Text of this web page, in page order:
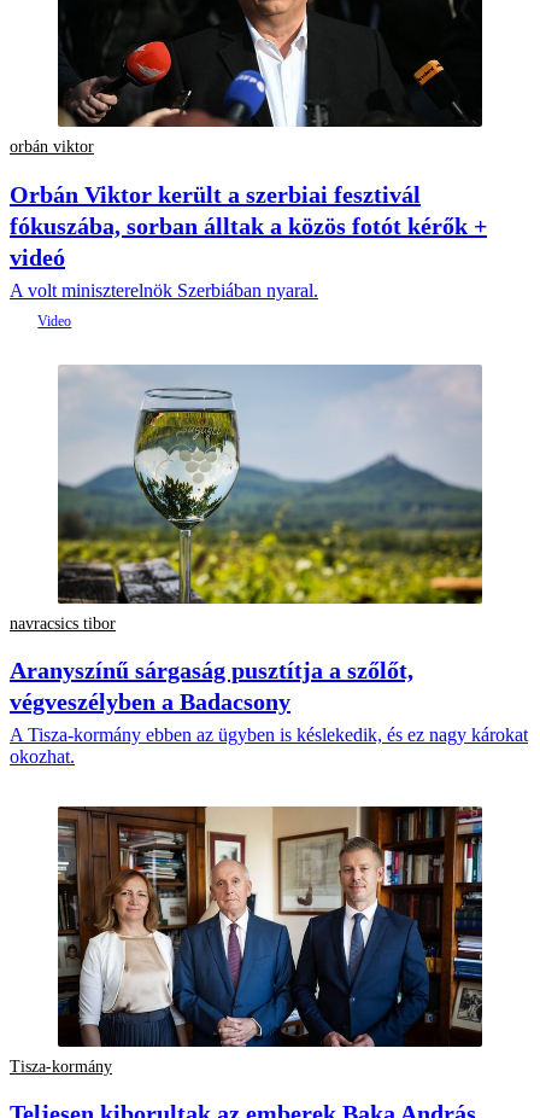
orbán viktor
Orbán Viktor került a szerbiai fesztivál
fókuszába, sorban álltak a közös fotót kérők +
videó
A volt miniszterelnök Szerbiában nyaral.
navracsics tibor
Aranyszínű sárgaság pusztítja a szőlőt,
végveszélyben a Badacsony
A Tisza-kormány ebben az ügyben is késlekedik, és ez nagy károkat
okozhat.
Tisza-kormány